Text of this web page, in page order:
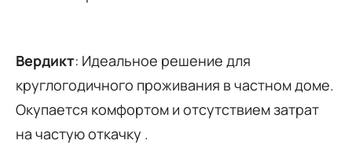
Вердикт: Идеальное решение для
круглогодичного проживания в частном доме.
Окупается комфортом и отсутствием затрат
на частую откачку .